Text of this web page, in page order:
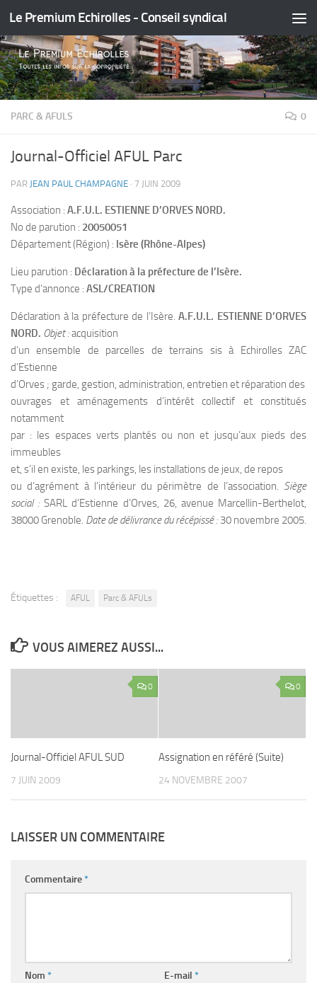
Skip to content
Le Premium Echirolles - Conseil syndical
PARC & AFULS 0
Journal-Officiel AFUL Parc
PAR JEAN PAUL CHAMPAGNE · 7 JUIN 2009
Association : A.F.U.L. ESTIENNE D’ORVES NORD.
No de parution : 20050051
Département (Région) : Isère (Rhône-Alpes)
Lieu parution : Déclaration à la préfecture de l’Isère.
Type d’annonce : ASL/CREATION
Déclaration à la préfecture de l’Isère. A.F.U.L. ESTIENNE D’ORVES
NORD. Objet :acquisition
d’un ensemble de parcelles de terrains sis à Echirolles ZAC
d’Estienne
d’Orves ; garde, gestion, administration, entretien et réparation des
ouvrages et aménagements d’intérêt collectif et constitués
notamment
par : les espaces verts plantés ou non et jusqu’aux pieds des
immeubles
et, s’il en existe, les parkings, les installations de jeux, de repos
ou d’agrément à l’intérieur du périmètre de l’association. Siège
social :SARL d’Estienne d’Orves, 26, avenue Marcellin-Berthelot,
38000 Grenoble. Date de délivrance du récépissé : 30 novembre 2005.
Étiquettes : AFUL Parc & AFULs
VOUS AIMEREZ AUSSI...
0
Journal-Officiel AFUL SUD
7 JUIN 2009
0
Assignation en référé (Suite)
24 NOVEMBRE 2007
LAISSER UN COMMENTAIRE
Commentaire*
Nom * E-mail *